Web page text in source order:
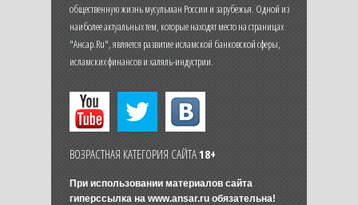
общественную жизнь мусульман России и зарубежья. Одной из
наиболее актуальных тем, которые находят место на страницах
"Ансар.Ru", является развитие исламской банковской сферы,
исламских финансов и халяль-индустрии.
ВОЗРАСТНАЯ КАТЕГОРИЯ САЙТА18+
При использовании материалов сайта
гиперссылка на www.ansar.ruобязательна!